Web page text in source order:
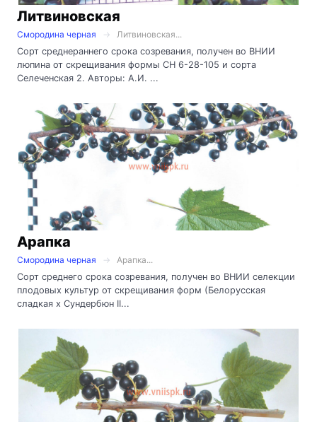
Литвиновская
Смородина черная
Литвиновская...
Сорт среднераннего срока созревания, получен во ВНИИ
люпина от скрещивания формы СН 6-28-105 и сорта
Селеченская 2. Авторы: А.И. ...
Арапка
Смородина черная
Арапка...
Сорт среднего срока созревания, получен во ВНИИ селекции
плодовых культур от скрещивания форм (Белорусская
сладкая х Сундербюн II...